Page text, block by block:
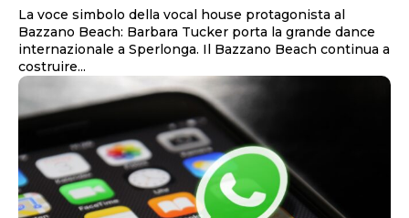
La voce simbolo della vocal house protagonista al
Bazzano Beach: Barbara Tucker porta la grande dance
internazionale a Sperlonga. Il Bazzano Beach continua a
costruire...